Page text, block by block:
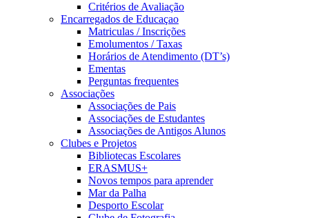
Critérios de Avaliação
Encarregados de Educaçao
Matriculas / Inscrições
Emolumentos / Taxas
Horários de Atendimento (DT’s)
Ementas
Perguntas frequentes
Associações
Associações de Pais
Associações de Estudantes
Associações de Antigos Alunos
Clubes e Projetos
Bibliotecas Escolares
ERASMUS+
Novos tempos para aprender
Mar da Palha
Desporto Escolar